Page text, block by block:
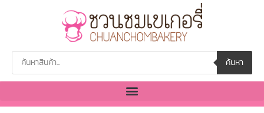
ค้นหา